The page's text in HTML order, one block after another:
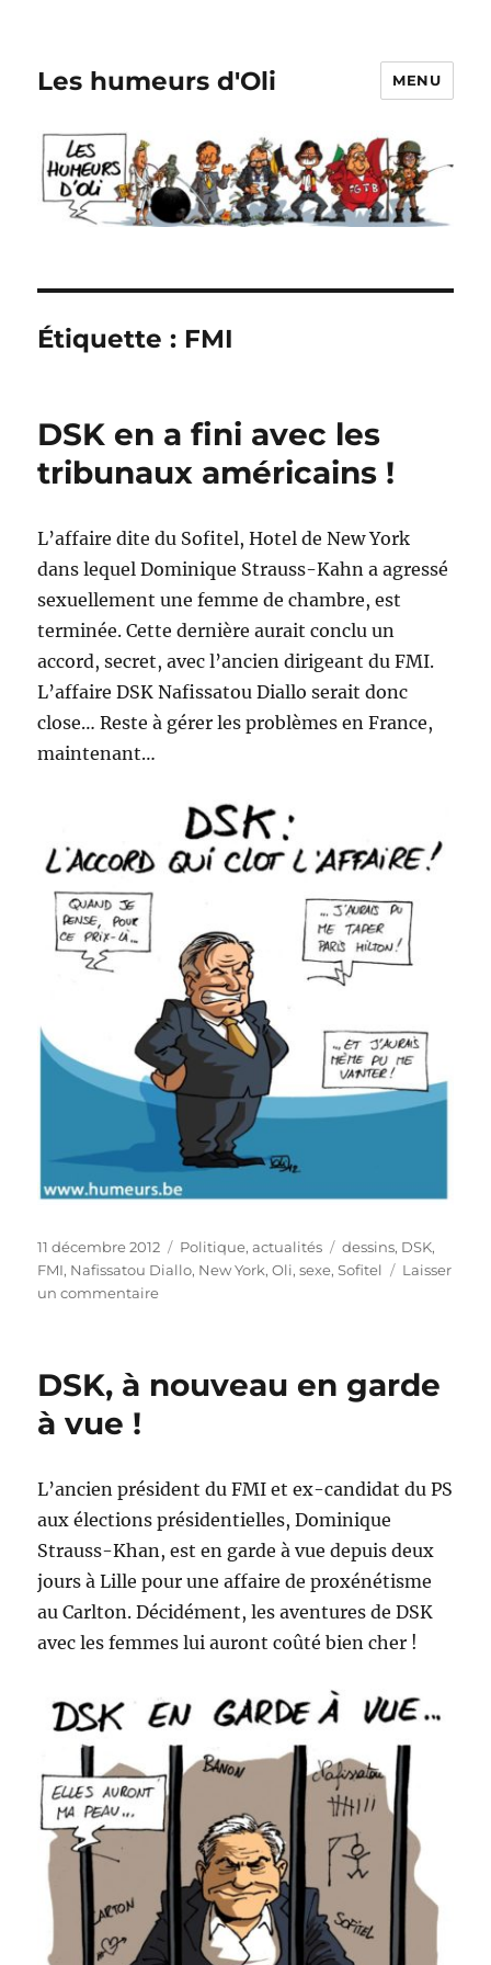
Les humeurs d'Oli MENU
Étiquette : FMI
DSK en a fini avec les
tribunaux américains !
L’affaire dite du Sofitel, Hotel de New York
dans lequel Dominique Strauss-Kahn a agressé
sexuellement une femme de chambre, est
terminée. Cette dernière aurait conclu un
accord, secret, avec l’ancien dirigeant du FMI.
L’affaire DSK Nafissatou Diallo serait donc
close… Reste à gérer les problèmes en France,
maintenant…
Publié
le
11 décembre 2012 Catégories
Politique, actualités Étiquettes
dessins, DSK,
FMI, Nafissatou Diallo, New York,Oli,sexe,Sofitel
Laisser
un commentairesur
fini
!
DSK, à nouveau en garde
à vue !
L’ancien président du FMI et ex-candidat du PS
aux élections présidentielles, Dominique
Strauss-Khan, est en garde à vue depuis deux
jours à Lille pour une affaire de proxénétisme
au Carlton. Décidément, les aventures de DSK
avec les femmes lui auront coûté bien cher !